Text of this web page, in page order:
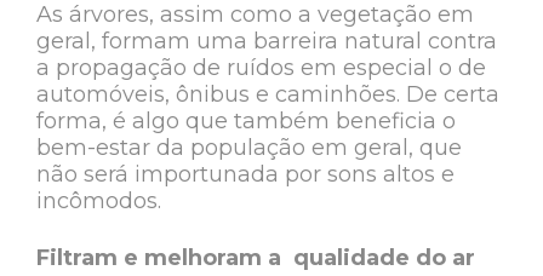
As árvores, assim como a vegetação em
geral, formam uma barreira natural contra
a propagação de ruídos em especial o de
automóveis, ônibus e caminhões. De certa
forma, é algo que também beneficia o
bem-estar da população em geral, que
não será importunada por sons altos e
incômodos.
Filtram e melhoram a qualidade do ar